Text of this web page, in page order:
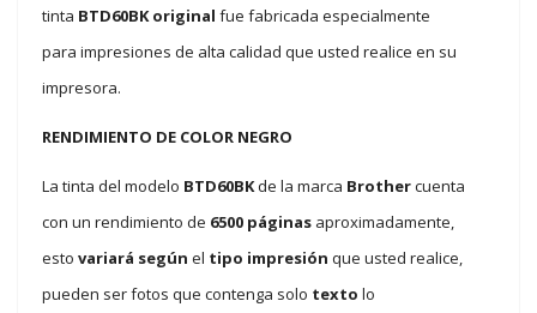
tinta BTD60BK originalfue fabricada especialmente
para impresiones de alta calidad que usted realice en su
impresora.
RENDIMIENTO DE COLOR NEGRO
La tinta del modelo BTD60BKde la marca Brothercuenta
con un rendimiento de 6500 páginas aproximadamente,
estovariará segúnel tipo impresiónque usted realice,
pueden ser fotos que contenga solo textolo